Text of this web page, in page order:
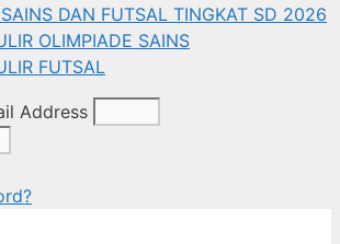
DAN FUTSAL TINGKAT SD 2026
OLIMPIADE SAINS
FUTSAL
Address